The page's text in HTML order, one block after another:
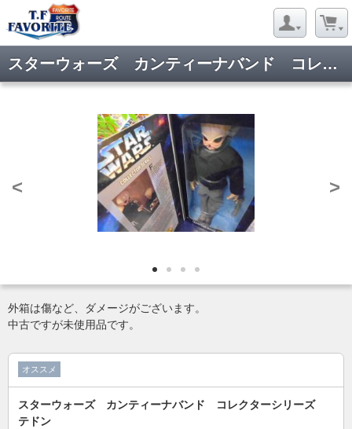
スターウォーズ カンティーナバンド コレクターシリーズ テドン
< >
外箱は傷など、ダメージがございます。
中古ですが未使用品です。
オススメ
スターウォーズ カンティーナバンド コレクターシリーズ
テドン